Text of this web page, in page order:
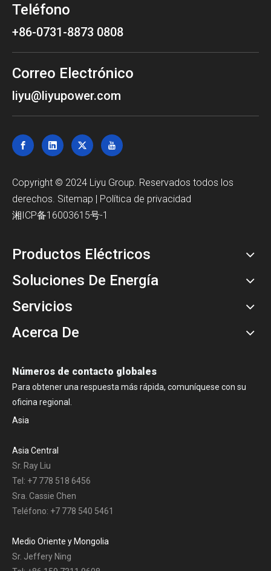
Teléfono
+86-0731-8873 0808
Correo Electrónico
liyu@liyupower.com
Copyright © 2024 Liyu Group. Reservados todos los
derechos. Sitemap | Política de privacidad
湘ICP备16003615号-1
Productos Eléctricos
Soluciones De Energía
Servicios
Acerca De
Números de contacto globales
Para obtener una respuesta más rápida, comuníquese con su
oficina regional.
Asia
Asia Central
Sr. Ray Liu
Tel: +7 778 518 6456
Sra. Cassie Chen
Teléfono: +7 778 540 5461
Medio Oriente y Mongolia
Sr. Jeffery Ning